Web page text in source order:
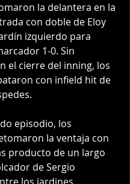
la delantera en la
con doble de Eloy
izquierdo para
1-0. Sin
el cierre del inning, los
con infield hit de
episodio, los
la ventaja con
producto de un largo
de Sergio